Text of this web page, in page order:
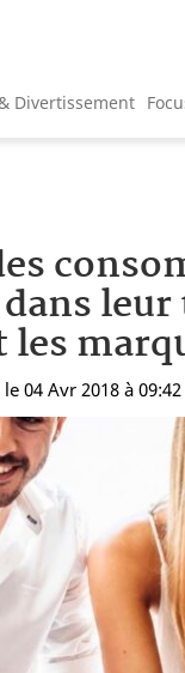
Divertissement
04 Avr 2018 à 09:42